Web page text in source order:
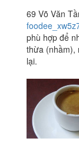
69 Võ Văn
phù hợp để
thừa (nhầm),
lại.